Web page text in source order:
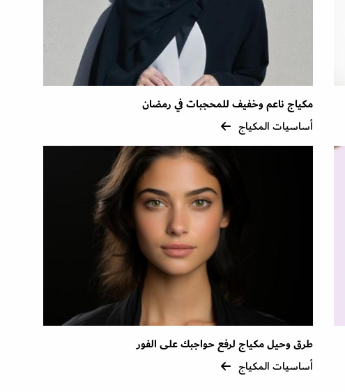
مكياج ناعم وخفيف للمحجبات في رمضان
أساسيات المكياج
طرق وحيل مكياج لرفع حواجبك على الفور
أساسيات المكياج